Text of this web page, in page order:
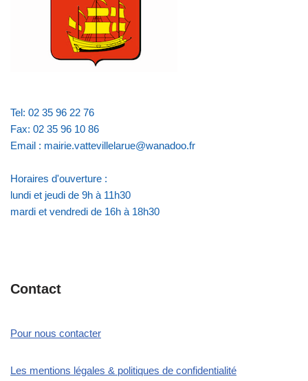
Tel: 02 35 96 22 76
Fax: 02 35 96 10 86
Email : mairie.vattevillelarue@wanadoo.fr
Horaires d'ouverture :
lundi et jeudi de 9h à 11h30
mardi et vendredi de 16h à 18h30
Contact
Pour nous contacter
Les mentions légales & politiques de confidentialité